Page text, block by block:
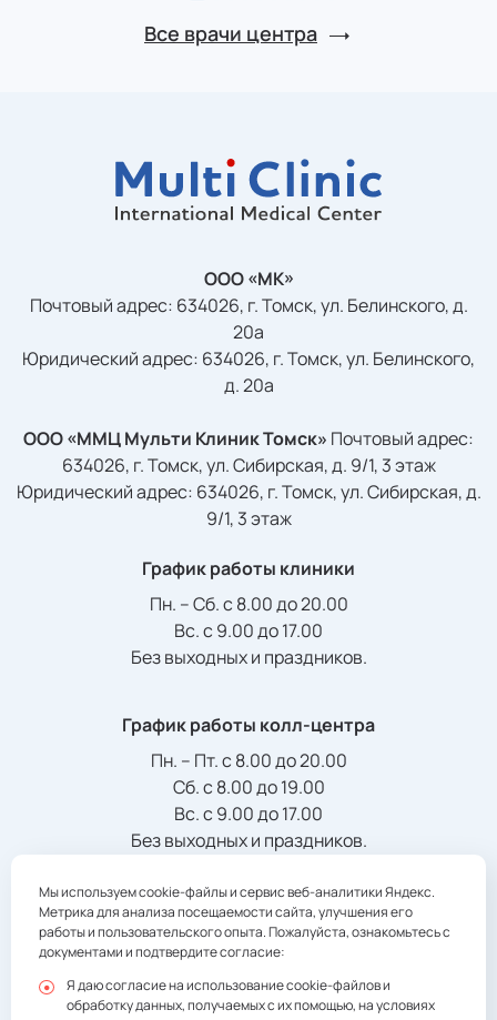
Все врачи центра
ООО «МК»
Почтовый адрес: 634026, г. Томск, ул. Белинского, д.
20а
Юридический адрес: 634026, г. Томск, ул. Белинского,
д. 20а
ООО «ММЦ Мульти Клиник Томск» Почтовый адрес:
634026, г. Томск, ул. Сибирская, д. 9/1, 3 этаж
Юридический адрес: 634026, г. Томск, ул. Сибирская, д.
9/1, 3 этаж
График работы клиники
Пн. – Сб. с 8.00 до 20.00
Вс. с 9.00 до 17.00
Без выходных и праздников.
График работы колл-центра
Пн. – Пт. с 8.00 до 20.00
Сб. с 8.00 до 19.00
Вс. с 9.00 до 17.00
Без выходных и праздников.
Телефон/Факс:
+7 (3822) 901-941registratura@multiclinic.ru
Мы используем cookie-файлы и сервис веб-аналитики Яндекс.
Метрика для анализа посещаемости сайта, улучшения его
работы и пользовательского опыта. Пожалуйста, ознакомьтесь с
документами и подтвердите согласие:
Я даю согласие на использование cookie-файлов и
обработку данных, получаемых с их помощью, на условиях